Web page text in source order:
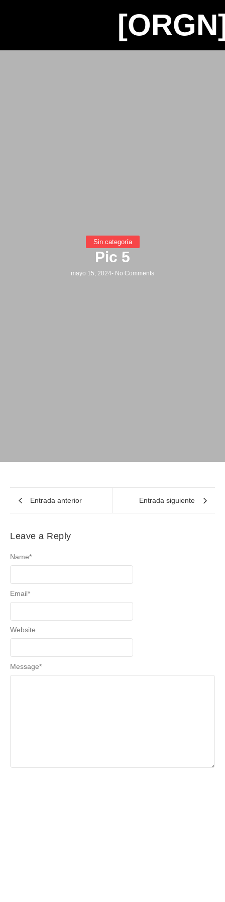
Sin categoría
Pic 5
mayo 15, 2024- No Comments
Entrada anterior Entrada siguiente
Leave a Reply
Message*
Name*
Email*
Website